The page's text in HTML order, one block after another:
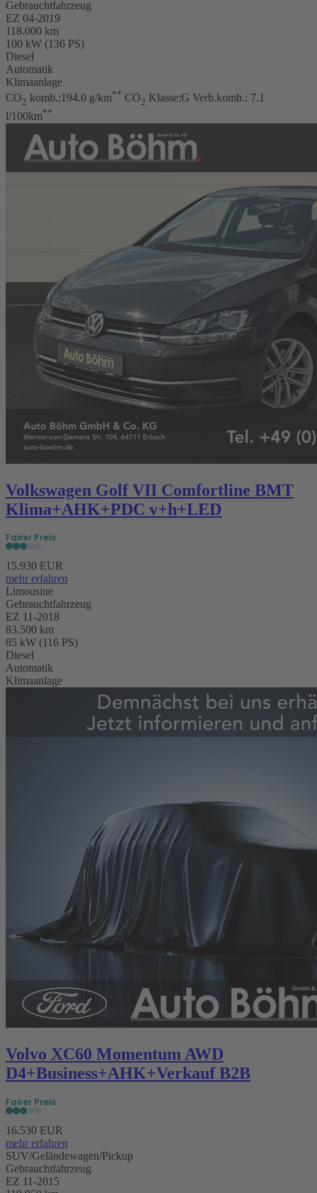
Gebrauchtfahrzeug
EZ 04-2019
118.000 km
100 kW (136 PS)
Diesel
Automatik
Klimaanlage
CO2 komb.:194.0 g/km** CO2 Klasse:G Verb.komb.: 7.1
l/100km**
Volkswagen Golf VII Comfortline BMT
Klima+AHK+PDC v+h+LED
Fairer Preis
15.930 EUR
mehr erfahren
Limousine
Gebrauchtfahrzeug
EZ 11-2018
83.500 km
85 kW (116 PS)
Diesel
Automatik
Klimaanlage
Volvo XC60 Momentum AWD
D4+Business+AHK+Verkauf B2B
Fairer Preis
16.530 EUR
mehr erfahren
SUV/Geländewagen/Pickup
Gebrauchtfahrzeug
EZ 11-2015